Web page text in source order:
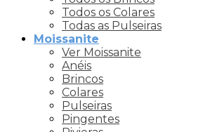
Todos os Colares
Todas as Pulseiras
Moissanite
Ver Moissanite
Anéis
Brincos
Colares
Pulseiras
Pingentes